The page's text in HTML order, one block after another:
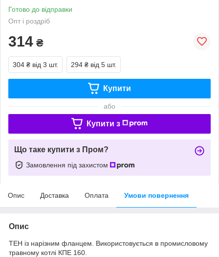
Готово до відправки
Опт і роздріб
314 ₴
304 ₴ від 3 шт. 294 ₴ від 5 шт.
Купити
або
Купити з
Що таке купити з Пром?
Замовлення під захистом
Опис Доставка Оплата Умови повернення
Опис
ТЕН із нарізним фланцем. Використовується в промисловому
травному котлі КПЕ 160.